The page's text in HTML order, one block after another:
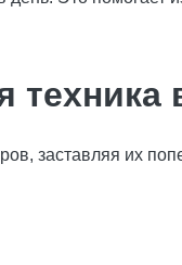
техника
заставляя их